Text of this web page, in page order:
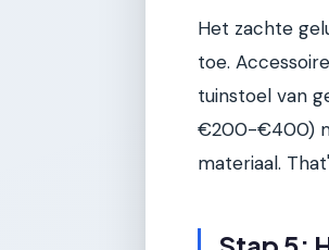
Het zachte
toe.
tuinstoel van
€200-€400)
materiaal.